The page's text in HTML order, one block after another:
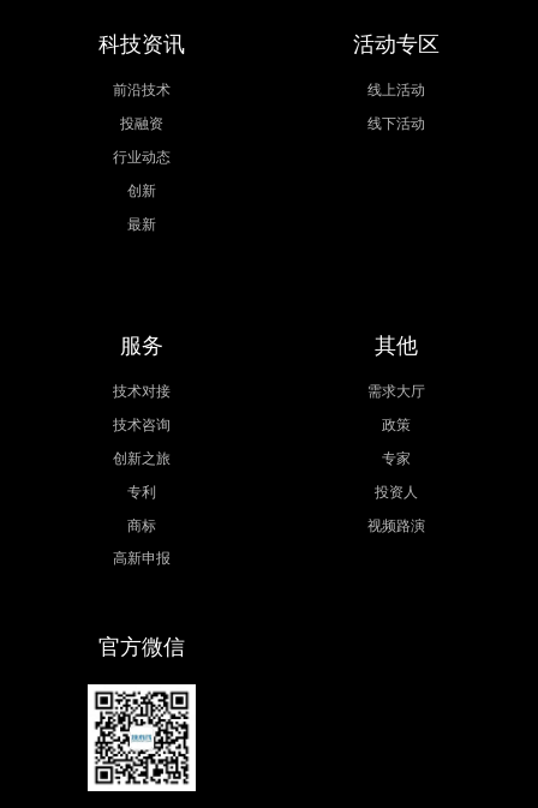
科技资讯
前沿技术
投融资
行业动态
创新
最新
活动专区
线上活动
线下活动
服务
技术对接
技术咨询
创新之旅
专利
商标
高新申报
其他
需求大厅
政策
专家
投资人
视频路演
官方微信